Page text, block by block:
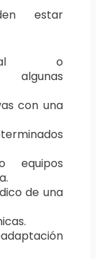
estar
o
con una
equipos
de una